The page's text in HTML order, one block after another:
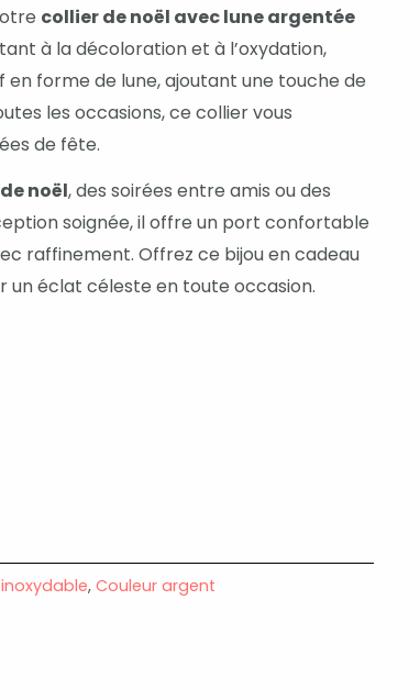
collier de noël avec lune argentée
à la décoloration et à l’oxydation,
forme de lune, ajoutant une touche de
les occasions, ce collier vous
de fête.
noël, des soirées entre amis ou des
soignée, il offre un port confortable
raffinement. Offrez ce bijou en cadeau
éclat céleste en toute occasion.
, Couleur argent